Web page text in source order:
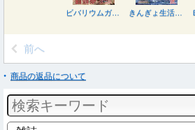
ビバリウムガイド ２０２６年９月号
前へ
商品の返品について